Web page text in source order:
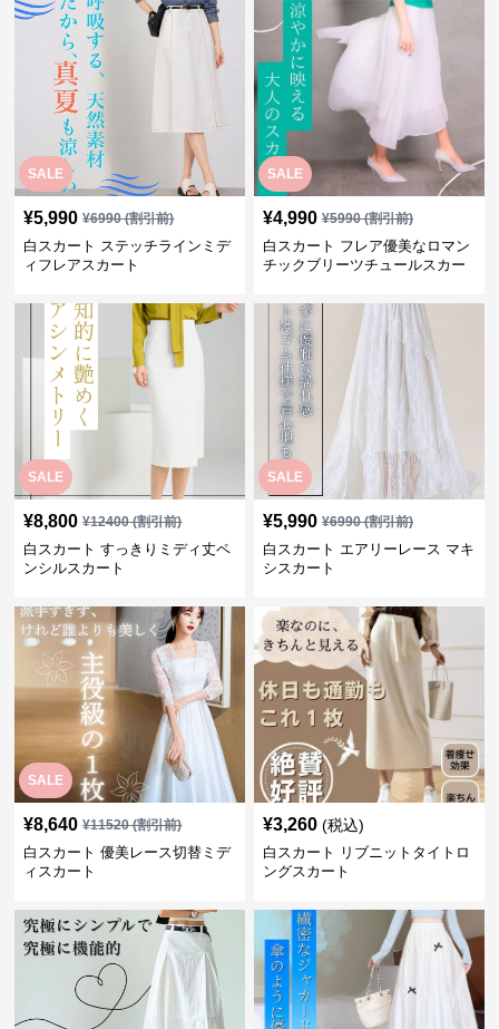
SALE
¥5,990 ¥6990(割引前)
白スカート ステッチラインミデ
ィフレアスカート
SALE
¥4,990 ¥5990(割引前)
白スカート フレア優美なロマン
チックブリーツチュールスカー
SALE
¥8,800 ¥12400(割引前)
白スカート すっきりミディ丈ペ
ンシルスカート
SALE
¥5,990 ¥6990(割引前)
白スカート エアリーレース マキ
シスカート
SALE
¥8,640 ¥11520(割引前)
白スカート 優美レース切替ミデ
ィスカート
¥3,260 (税込)
白スカート リブニットタイトロ
ングスカート